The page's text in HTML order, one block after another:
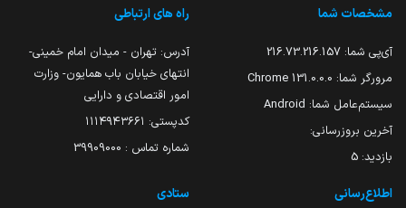
مشخصات شما
آی‌پی شما: 216.73.216.157
مرورگر شما: 131.0.0.0 Chrome
سیستم‌عامل شما: Android
آخرین بروزرسانی:
بازدید: 5
راه های ارتباطی
آدرس: تهران - میدان امام خمینی-
انتهای خیابان باب همایون- وزارت
امور اقتصادی و دارایی
کدپستی: ۱۱۱۴۹۴۳۶۶۱
شماره تماس : 39909000
اطلاع‌رسانی ستادی